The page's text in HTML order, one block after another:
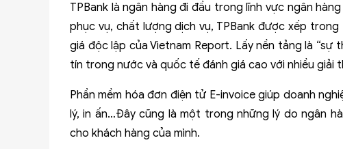
TPBank là ngân hàng đi đầu trong lĩnh vực ngân
phục vụ, chất lượng dịch vụ, TPBank được xếp
giá độc lập của Vietnam Report. Lấy nền tảng là “sự
tín trong nước và quốc tế đánh giá cao với nhiều giải
Phần mềm hóa đơn điện tử E-invoice giúp doanh
lý, in ấn…Đây cũng là một trong những lý do ngân
cho khách hàng của mình.